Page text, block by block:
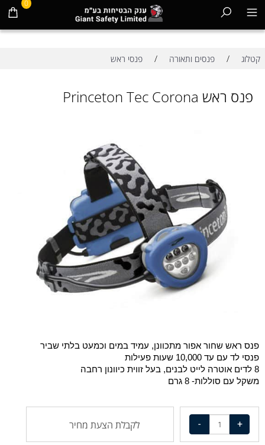
0
קטלוג / פנסים ותאורה / פנסי ראש
פנס ראש Princeton Tec Corona
פנס ראש שחור אפור מתכוונן, עמיד במים וכמעט בלתי שביר
פנסי לד עם עד 10,000 שעות פעילות
8 לדים אוטרה לייט לבנים, בעל זווית כיוונון רחבה
משקל עם סוללות- 8 גרם
לקבלת הצעת מחיר